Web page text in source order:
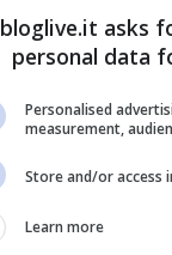
bloglive.it asks
personal data
Personalised
measurement,
Store and/or access
Learn more